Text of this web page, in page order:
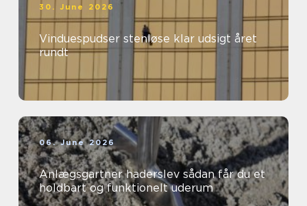
30. June 2026
Vinduespudser stenløse klar udsigt året
rundt
06. June 2026
Anlægsgartner haderslev sådan får du et
holdbart og funktionelt uderum